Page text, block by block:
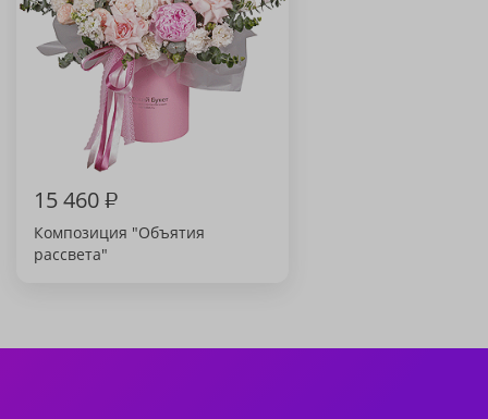
15 460₽
Композиция "Объятия
рассвета"